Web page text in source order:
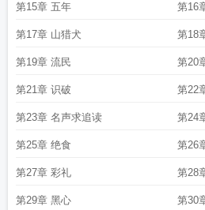
第15章 五年 第16
第17章 山猎犬 第18
第19章 流民 第20
第21章 识破 第22
第23章 名声求追读 第24
第25章 绝食 第26
第27章 彩礼 第28
第29章 黑心 第30